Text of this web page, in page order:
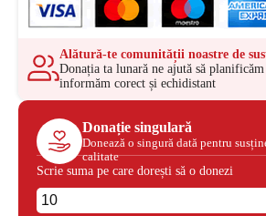
Alătură-te comunității noastre de
Donația ta lunară ne ajută să
informăm corect și echidistant
Donație singulară
Donează o singură dată pentru
calitate
Scrie suma pe care dorești să o donezi